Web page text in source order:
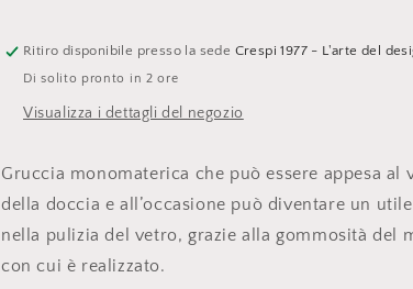
Ritiro disponibile presso la sede Crespi 1977 - L'arte del
Di solito pronto in 2 ore
Visualizza i dettagli del negozio
Gruccia monomaterica che può essere appesa al
della doccia e all’occasione può diventare un
nella pulizia del vetro, grazie alla gommosità del
con cui è realizzato.